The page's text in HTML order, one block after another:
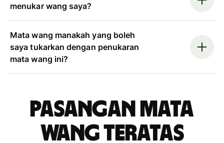
menukar wang saya?
Mata wang manakah yang boleh
saya tukarkan dengan penukaran
mata wang ini?
Pasangan mata
wang teratas